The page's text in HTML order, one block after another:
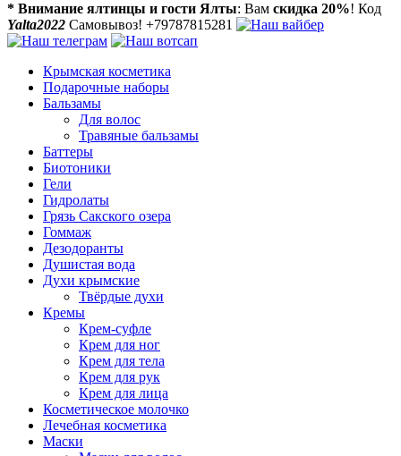
* Внимание ялтинцы и гости Ялты: Вам скидка 20%! Код
Yalta2022 Самовывоз! +79787815281
Крымская косметика
Подарочные наборы
Бальзамы
Для волос
Травяные бальзамы
Баттеры
Биотоники
Гели
Гидролаты
Грязь Сакского озера
Гоммаж
Дезодоранты
Душистая вода
Духи крымские
Твёрдые духи
Кремы
Крем-суфле
Крем для ног
Крем для тела
Крем для рук
Крем для лица
Косметическое молочко
Лечебная косметика
Маски